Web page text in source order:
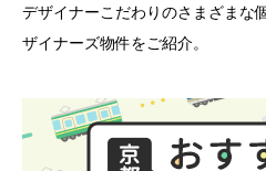
デザイナーこだわりのさまざまな
ザイナーズ物件をご紹介。